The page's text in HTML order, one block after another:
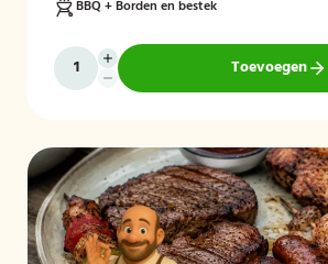
BBQ + Borden en bestek
Toevoegen